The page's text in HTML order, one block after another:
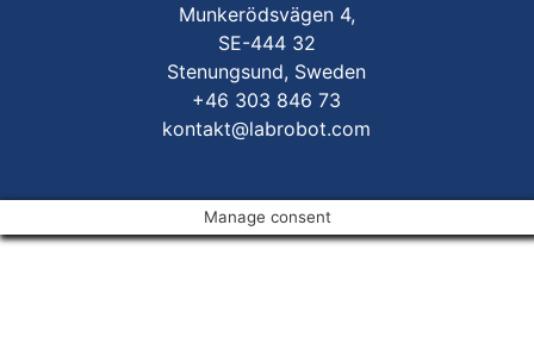
Munkerödsvägen 4,
SE-444 32
Stenungsund, Sweden
+46 303 846 73
kontakt@labrobot.com
Manage consent